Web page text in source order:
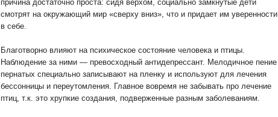
причина достаточно проста: сидя верхом, социально замкнутые дети
смотрят на окружающий мир «сверху вниз», что и придает им уверенности
в себе.
Благотворно влияют на психическое состояние человека и птицы.
Наблюдение за ними — превосходный антидепрессант. Мелодичное пение
пернатых специально записывают на пленку и используют для лечения
бессонницы и переутомления. Главное вовремя не забывать про лечение
птиц, т.к. это хрупкие создания, подверженные разным заболеваниям.